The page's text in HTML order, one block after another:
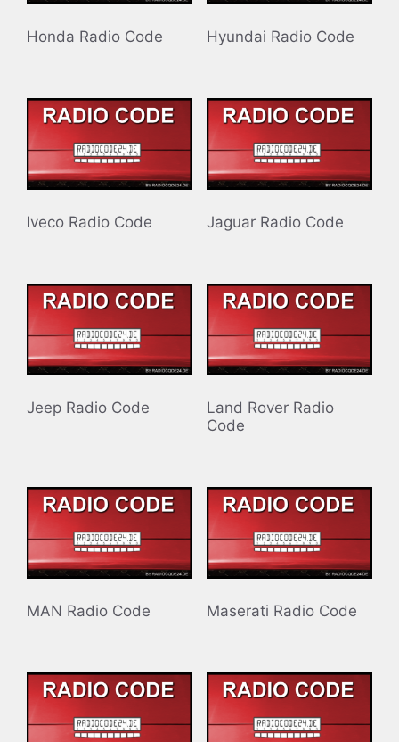
Honda Radio Code Hyundai Radio Code
Iveco Radio Code Jaguar Radio Code
Jeep Radio Code
Land Rover Radio
Code
MAN Radio Code Maserati Radio Code